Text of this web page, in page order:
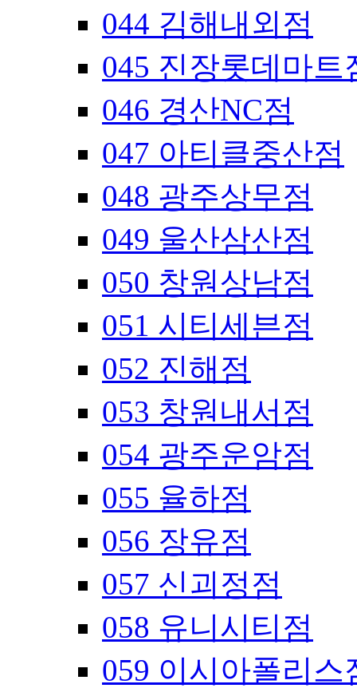
044 김해내외점
045 진장롯데마트
046 경산NC점
047 아티클중산점
048 광주상무점
049 울산삼산점
050 창원상남점
051 시티세븐점
052 진해점
053 창원내서점
054 광주운암점
055 율하점
056 장유점
057 신괴정점
058 유니시티점
059 이시아폴리스